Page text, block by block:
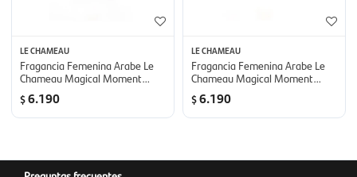
LE CHAMEAU
Fragancia Femenina Arabe Le
Chameau Magical Moment
Fantasy - 100 ml
$6.190
LE CHAMEAU
Fragancia Femenina Arabe Le
Chameau Magical Moment
Dream - 100 ml
$6.190